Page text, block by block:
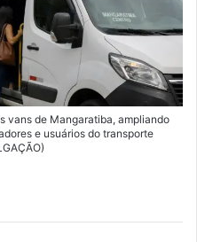
vans de Mangaratiba, ampliando
e usuários do transporte